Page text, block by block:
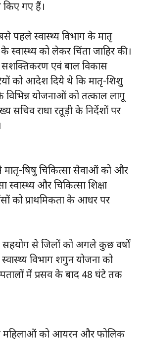
किए गए हैं।
पहले स्वास्थ्य विभाग के मातृ
स्वास्थ्य को लेकर चिंता जाहिर की।
सशक्तिकरण एवं बाल विकास
को आदेश दिये थे कि मातृ-शिशु
योजनाओं को तत्काल लागू
सचिव राधा रतूड़ी के निर्देशों पर
मातृ-षिषु चिकित्सा सेवाओं को और
और चिकित्सा शिक्षा
को प्राथमिकता के आधर पर
के सहयोग से जिलों को अगले कुछ वर्षों
विभाग शगुन योजना को
में प्रसव के बाद 48 घंटे तक
महिलाओं को आयरन और फोलिक